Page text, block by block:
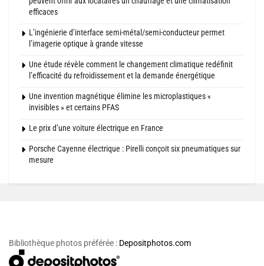
efficaces
L’ingénierie d’interface semi-métal/semi-conducteur permet
l’imagerie optique à grande vitesse
Une étude révèle comment le changement climatique redéfinit
l’efficacité du refroidissement et la demande énergétique
Une invention magnétique élimine les microplastiques «
invisibles » et certains PFAS
Le prix d’une voiture électrique en France
Porsche Cayenne électrique : Pirelli conçoit six pneumatiques sur
mesure
Bibliothèque photos préférée : Depositphotos.com